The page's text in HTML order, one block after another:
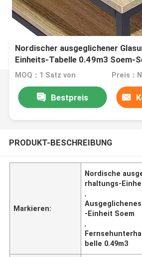
Nordischer ausgeglichener
Einheits-Tabelle 0.49m3 Soem-
MOQ：1 Satz von Preis：
Bestpreis
PRODUKT-BESCHREIBUNG
Markieren:
Nordische
rhaltungs-
,
-Einheit Soem
,
belle 0.49m3